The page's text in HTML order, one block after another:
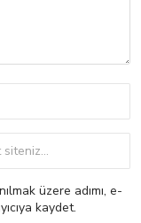
üzere adımı, e-
kaydet.